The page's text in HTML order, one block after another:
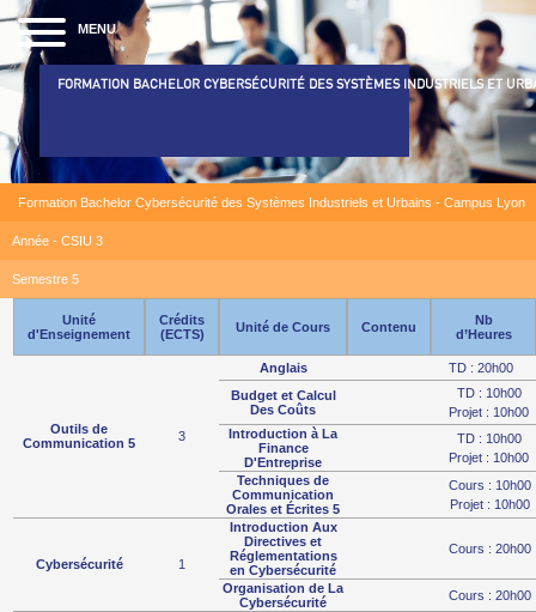
MENU
FORMATION BACHELOR CYBERSÉCURITÉ DES SYSTÈMES INDUSTRIELS ET
Formation Bachelor Cybersécurité des Systèmes Industriels et Urbains - Campus Lyon
Année - CSIU 3
Semestre 5
Unité
d'Enseignement
Crédits
(ECTS)
Unité de Cours Contenu
Nb
d’Heures
Outils de
Communication 5
3
Anglais
TD : 20h00
Budget et Calcul
Des Coûts
TD : 10h00
Projet : 10h00
Introduction à La
Finance
D'Entreprise
TD : 10h00
Projet : 10h00
Techniques de
Communication
Orales et Écrites 5
Cours : 10h00
Projet : 10h00
Cybersécurité 1
Introduction Aux
Directives et
Réglementations
en Cybersécurité
Cours : 20h00
Organisation de La
Cybersécurité
Cours : 20h00